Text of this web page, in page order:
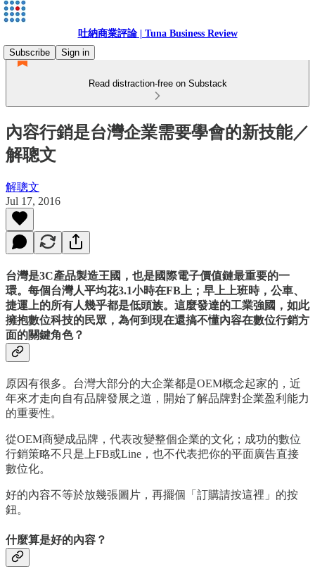
吐納商業評論 | Tuna Business Review
Subscribe
Sign in
Read distraction-free on Substack
內容行銷是台灣企業需要學會的新技能／
解聰文
解聰文
Jul 17, 2016
台灣是3C產品製造王國，也是國際電子價值鏈最重要的一
環。每個台灣人平均花3.1小時在FB上；早上上班時，公車、
捷運上的所有人幾乎都是低頭族。這麼發達的工業強國，如此
擁抱數位科技的民眾，為何到現在還搞不懂內容在數位行銷方
面的關鍵角色？
原因有很多。台灣大部分的大企業都是OEM概念起家的，近
年來才走向自有品牌發展之道，開始了解品牌對企業盈利能力
的重要性。
從OEM商變成品牌，代表改變整個企業的文化；成功的數位
行銷策略不只是上FB或Line，也不代表把你的平面廣告直接
數位化。
好的內容不等於放幾張圖片，再擺個「訂購請按這裡」的按
鈕。
什麼算是好的內容？